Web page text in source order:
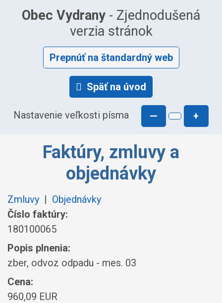
Obec Vydrany - Zjednodušená
verzia stránok
Prepnúť na štandardný web
Späť na úvod
Nastavenie veľkosti písma — +
Faktúry, zmluvy a
objednávky
Zmluvy | Objednávky
Číslo faktúry:
180100065
Popis plnenia:
zber, odvoz odpadu - mes. 03
Cena:
960,09 EUR